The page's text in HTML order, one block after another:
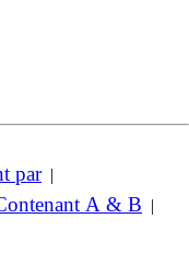
par|
A & B |